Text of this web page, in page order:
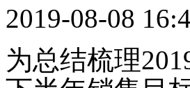
2019-08-08
为总结梳理